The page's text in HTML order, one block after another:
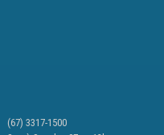
(67) 3317-1500